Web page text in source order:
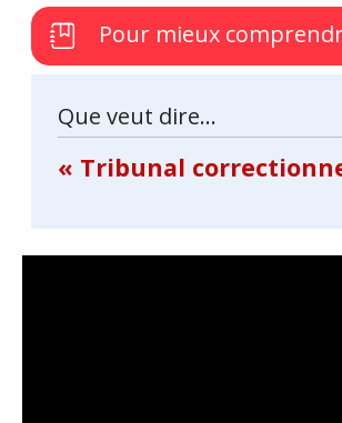
Pour mieux
Que veut dire...
« Tribunal